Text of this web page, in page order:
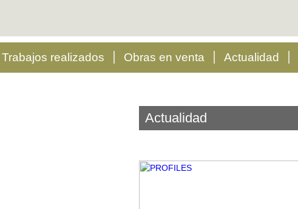
Trabajos realizados Obras en venta Actualidad
Actualidad